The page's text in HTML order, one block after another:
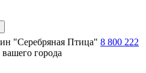
"Серебряная Птица" 8 800 222
города